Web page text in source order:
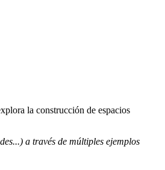
la construcción de espacios
a través de múltiples ejemplos